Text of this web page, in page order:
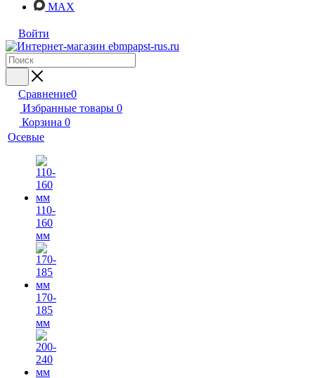
MAX
Войти
Сравнение0
Избранные товары 0
Корзина 0
Осевые
110-
160
мм
170-
185
мм